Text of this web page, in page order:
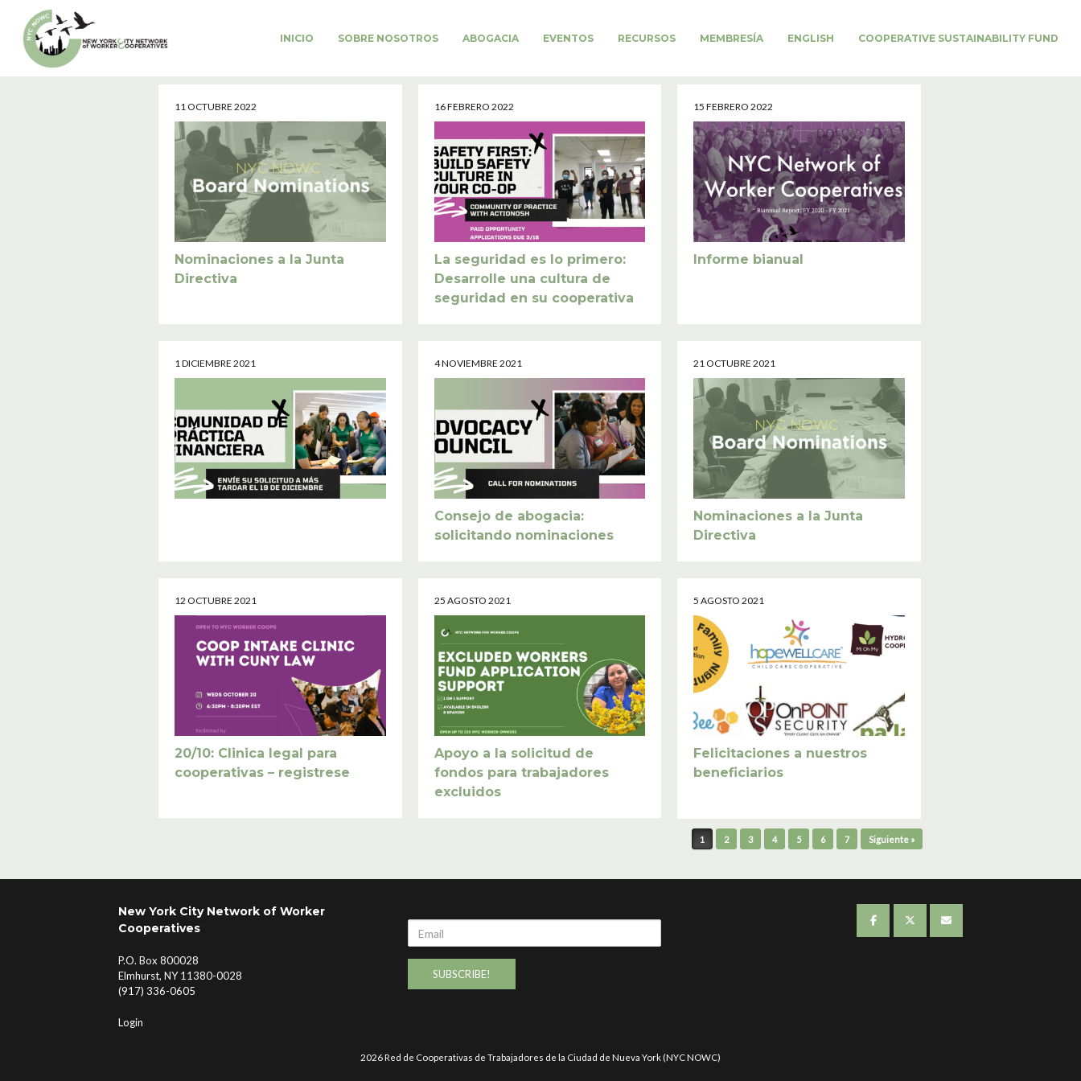
contenido
INICIO SOBRE NOSOTROS ABOGACIA EVENTOS RECURSOS MEMBRESÍA ENGLISH COOPERATIVE SUSTAINABILITY FUND
11 OCTUBRE 2022
Nominaciones a la Junta
Directiva
16 FEBRERO 2022
La seguridad es lo primero:
Desarrolle una cultura de
seguridad en su cooperativa
15 FEBRERO 2022
Informe bianual
1 DICIEMBRE 2021 4 NOVIEMBRE 2021
Consejo de abogacia:
solicitando nominaciones
21 OCTUBRE 2021
Nominaciones a la Junta
Directiva
12 OCTUBRE 2021
20/10: Clinica legal para
cooperativas – registrese
25 AGOSTO 2021
Apoyo a la solicitud de
fondos para trabajadores
excluidos
5 AGOSTO 2021
Felicitaciones a nuestros
beneficiarios
1 2 3 4 5 6 7 Siguiente »
New York City Network of Worker
Cooperatives
P.O. Box 800028
Elmhurst, NY 11380-0028
(917) 336-0605
Login
2026 Red de Cooperativas de Trabajadores de la Ciudad de Nueva York (NYC NOWC)